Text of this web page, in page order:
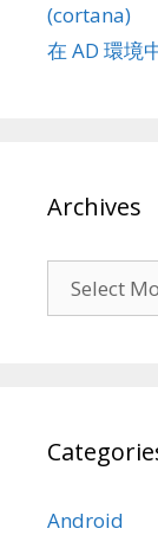
(cortana)
在 AD 環境
Archives
Android